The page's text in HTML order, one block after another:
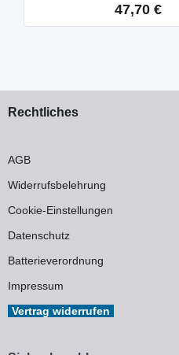
Regulärer Preis:
47,70 €
Rechtliches
AGB
Widerrufsbelehrung
Cookie-Einstellungen
Datenschutz
Batterieverordnung
Impressum
Vertrag widerrufen